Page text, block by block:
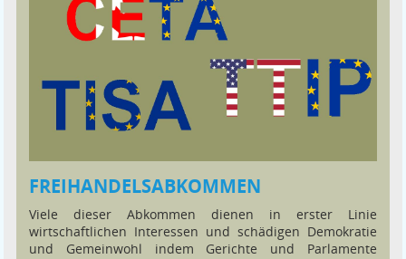
FREIHANDELSABKOMMEN
Viele dieser Abkommen dienen in erster Linie
wirtschaftlichen Interessen und schädigen Demokratie
und Gemeinwohl indem Gerichte und Parlamente